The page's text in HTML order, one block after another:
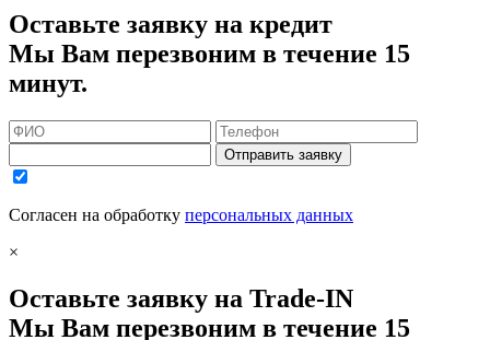
Оставьте заявку на кредит
Мы Вам перезвоним в течение 15
минут.
Отправить заявку
Согласен на обработку персональных данных
×
Оставьте заявку на Trade-IN
Мы Вам перезвоним в течение 15